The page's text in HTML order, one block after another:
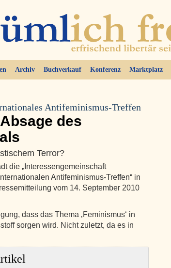
Archiv Buchverkauf Konferenz Marktplatz
Antifeminismus-Treffen
des
Terror?
die „Interessengemeinschaft
Antifeminismus-Treffen“ in
vom 14. September 2010
dass das Thema ‚Feminismus‘ in
sorgen wird. Nicht zuletzt, da es in